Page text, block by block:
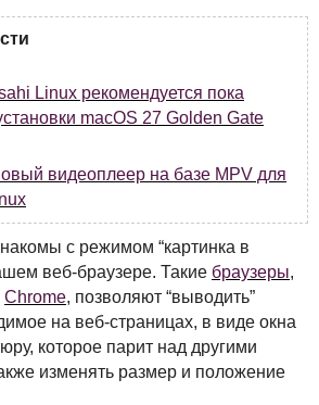
Linux рекомендуется пока
macOS 27 Golden Gate
видеоплеер на базе MPV для
с режимом “картинка в
веб-браузере. Такие браузеры,
Chrome, позволяют “выводить”
на веб-страницах, в виде окна
которое парит над другими
изменять размер и положение